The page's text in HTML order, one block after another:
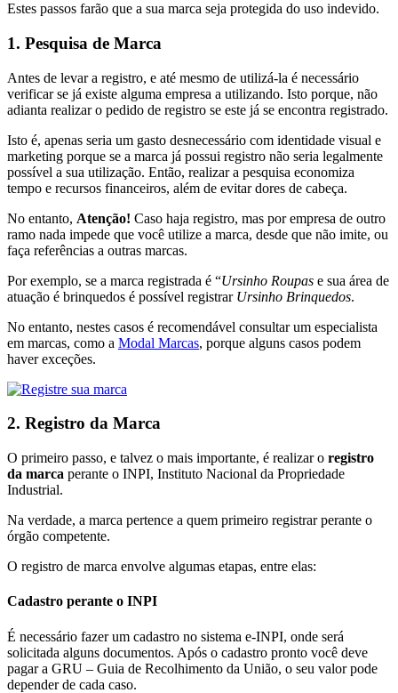
Estes passos farão que a sua marca seja protegida do uso indevido.
1. Pesquisa de Marca
Antes de levar a registro, e até mesmo de utilizá-la é necessário
verificar se já existe alguma empresa a utilizando. Isto porque, não
adianta realizar o pedido de registro se este já se encontra registrado.
Isto é, apenas seria um gasto desnecessário com identidade visual e
marketing porque se a marca já possui registro não seria legalmente
possível a sua utilização. Então, realizar a pesquisa economiza
tempo e recursos financeiros, além de evitar dores de cabeça.
No entanto, Atenção! Caso haja registro, mas por empresa de outro
ramo nada impede que você utilize a marca, desde que não imite, ou
faça referências a outras marcas.
Por exemplo, se a marca registrada é “Ursinho Roupas e sua área de
atuação é brinquedos é possível registrar Ursinho Brinquedos.
No entanto, nestes casos é recomendável consultar um especialista
em marcas, como a Modal Marcas, porque alguns casos podem
haver exceções.
2. Registro da Marca
O primeiro passo, e talvez o mais importante, é realizar o registro
da marca perante o INPI, Instituto Nacional da Propriedade
Industrial.
Na verdade, a marca pertence a quem primeiro registrar perante o
órgão competente.
O registro de marca envolve algumas etapas, entre elas:
Cadastro perante o INPI
É necessário fazer um cadastro no sistema e-INPI, onde será
solicitada alguns documentos. Após o cadastro pronto você deve
pagar a GRU – Guia de Recolhimento da União, o seu valor pode
depender de cada caso.